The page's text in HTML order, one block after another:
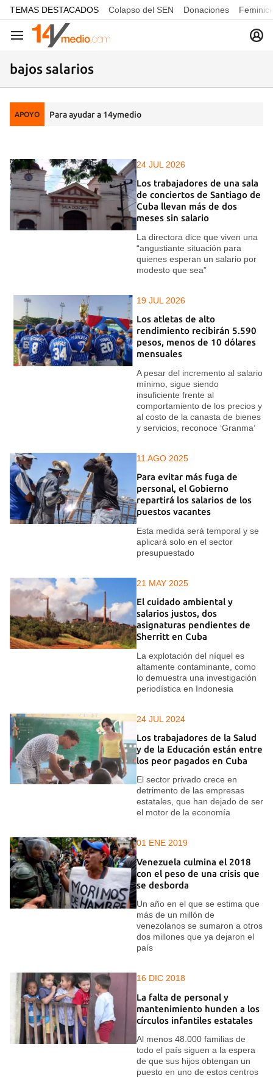
common.go-to-content
TEMAS DESTACADOS Colapso del SEN Donaciones
Navegación
bajos salarios
APOYO Para ayudar a 14ymedio
24 JUL 2026
Los trabajadores de una sala
de conciertos de Santiago de
Cuba llevan más de dos
meses sin salario
La directora dice que viven una
“angustiante situación para
quienes esperan un salario por
modesto que sea”
19 JUL 2026
Los atletas de alto
rendimiento recibirán 5.590
pesos, menos de 10 dólares
mensuales
A pesar del incremento al salario
mínimo, sigue siendo
insuficiente frente al
comportamiento de los precios y
al costo de la canasta de bienes
y servicios, reconoce ‘Granma’
11 AGO 2025
Para evitar más fuga de
personal, el Gobierno
repartirá los salarios de los
puestos vacantes
Esta medida será temporal y se
aplicará solo en el sector
presupuestado
21 MAY 2025
El cuidado ambiental y
salarios justos, dos
asignaturas pendientes de
Sherritt en Cuba
La explotación del níquel es
altamente contaminante, como
lo demuestra una investigación
periodística en Indonesia
24 JUL 2024
Los trabajadores de la Salud
y de la Educación están entre
los peor pagados en Cuba
El sector privado crece en
detrimento de las empresas
estatales, que han dejado de ser
el motor de la economía
01 ENE 2019
Venezuela culmina el 2018
con el peso de una crisis que
se desborda
Un año en el que se estima que
más de un millón de
venezolanos se sumaron a otros
dos millones que ya dejaron el
país
16 DIC 2018
La falta de personal y
mantenimiento hunden a los
círculos infantiles estatales
Al menos 48.000 familias de
todo el país siguen a la espera
de que sus hijos obtengan un
puesto en uno de estos centros